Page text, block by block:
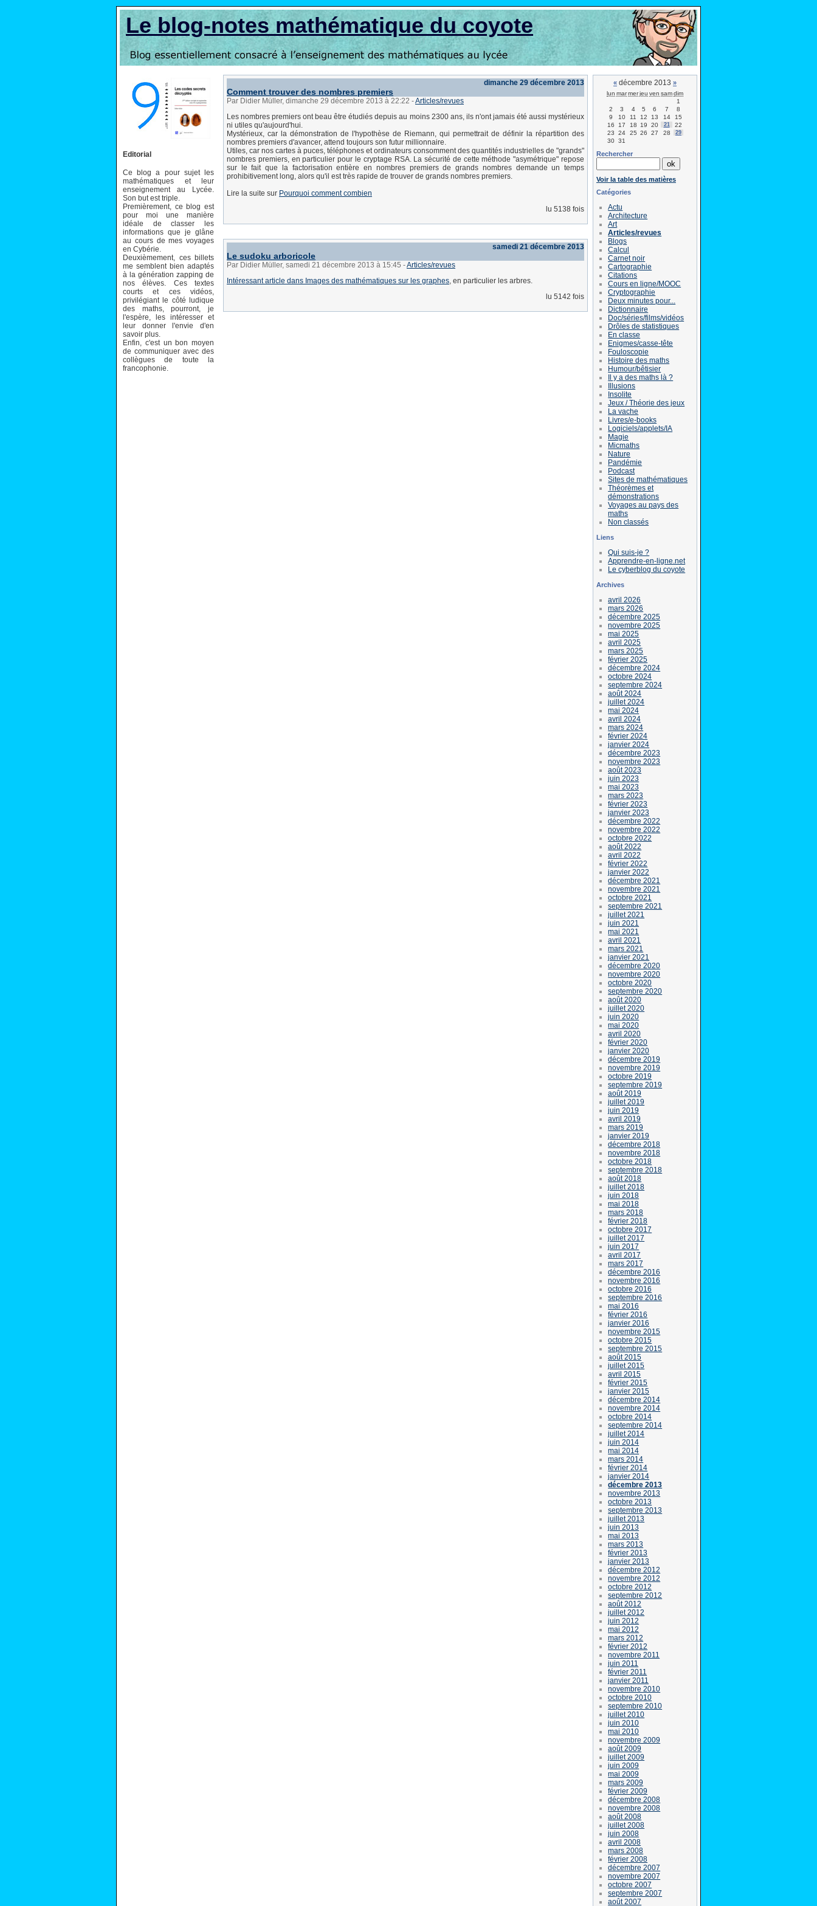
Le blog-notes mathématique du coyote
Editorial
Ce blog a pour sujet les
mathématiques et leur
enseignement au Lycée.
Son but est triple.
Premièrement, ce blog est
pour moi une manière
idéale de classer les
informations que je glâne
au cours de mes voyages
en Cybérie.
Deuxièmement, ces billets
me semblent bien adaptés
à la génération zapping de
nos élèves. Ces textes
courts et ces vidéos,
privilégiant le côté ludique
des maths, pourront, je
l'espère, les intéresser et
leur donner l'envie d'en
savoir plus.
Enfin, c'est un bon moyen
de communiquer avec des
collègues de toute la
francophonie.
dimanche 29 décembre 2013
Comment trouver des nombres premiers
Par Didier Müller, dimanche 29 décembre 2013 à 22:22 -Articles/revues
Les nombres premiers ont beau être étudiés depuis au moins 2300 ans, ils n'ont jamais été aussi mystérieux
ni utiles qu'aujourd'hui.
Mystérieux, car la démonstration de l'hypothèse de Riemann, qui permettrait de définir la répartition des
nombres premiers d'avancer, attend toujours son futur millionnaire.
Utiles, car nos cartes à puces, téléphones et ordinateurs consomment des quantités industrielles de "grands"
nombres premiers, en particulier pour le cryptage RSA. La sécurité de cette méthode "asymétrique" repose
sur le fait que la factorisation entière en nombres premiers de grands nombres demande un temps
prohibitivement long, alors qu'il est très rapide de trouver de grands nombres premiers.
Lire la suite sur Pourquoi comment combien
lu 5138 fois
samedi 21 décembre 2013
Le sudoku arboricole
Par Didier Müller, samedi 21 décembre 2013 à 15:45 -Articles/revues
Intéressant article dans Images des mathématiques sur les graphes, en particulier les arbres.
lu 5142 fois
« décembre 2013 »
lun marmerjeu ven samdim
1
2
3 4 5 6 7
8
9
10 11 12 13 14
15
16
17 18 19 20 21
22
23
24 25 26 27 28 29
30 31
Rechercher
Voir la table des matières
Catégories
Actu
Architecture
Art
Articles/revues
Blogs
Calcul
Carnet noir
Cartographie
Citations
Cours en ligne/MOOC
Cryptographie
Deux minutes pour...
Dictionnaire
Doc/séries/films/vidéos
Drôles de statistiques
En classe
Enigmes/casse-tête
Fouloscopie
Histoire des maths
Humour/bêtisier
Il y a des maths là ?
Illusions
Insolite
Jeux / Théorie des jeux
La vache
Livres/e-books
Logiciels/applets/IA
Magie
Micmaths
Nature
Pandémie
Podcast
Sites de mathématiques
Théorèmes et
démonstrations
Voyages au pays des
maths
Non classés
Liens
Qui suis-je ?
Apprendre-en-ligne.net
Le cyberblog du coyote
Archives
avril 2026
mars 2026
décembre 2025
novembre 2025
mai 2025
avril 2025
mars 2025
février 2025
décembre 2024
octobre 2024
septembre 2024
août 2024
juillet 2024
mai 2024
avril 2024
mars 2024
février 2024
janvier 2024
décembre 2023
novembre 2023
août 2023
juin 2023
mai 2023
mars 2023
février 2023
janvier 2023
décembre 2022
novembre 2022
octobre 2022
août 2022
avril 2022
février 2022
janvier 2022
décembre 2021
novembre 2021
octobre 2021
septembre 2021
juillet 2021
juin 2021
mai 2021
avril 2021
mars 2021
janvier 2021
décembre 2020
novembre 2020
octobre 2020
septembre 2020
août 2020
juillet 2020
juin 2020
mai 2020
avril 2020
février 2020
janvier 2020
décembre 2019
novembre 2019
octobre 2019
septembre 2019
août 2019
juillet 2019
juin 2019
avril 2019
mars 2019
janvier 2019
décembre 2018
novembre 2018
octobre 2018
septembre 2018
août 2018
juillet 2018
juin 2018
mai 2018
mars 2018
février 2018
octobre 2017
juillet 2017
juin 2017
avril 2017
mars 2017
décembre 2016
novembre 2016
octobre 2016
septembre 2016
mai 2016
février 2016
janvier 2016
novembre 2015
octobre 2015
septembre 2015
août 2015
juillet 2015
avril 2015
février 2015
janvier 2015
décembre 2014
novembre 2014
octobre 2014
septembre 2014
juillet 2014
juin 2014
mai 2014
mars 2014
février 2014
janvier 2014
décembre 2013
novembre 2013
octobre 2013
septembre 2013
juillet 2013
juin 2013
mai 2013
mars 2013
février 2013
janvier 2013
décembre 2012
novembre 2012
octobre 2012
septembre 2012
août 2012
juillet 2012
juin 2012
mai 2012
mars 2012
février 2012
novembre 2011
juin 2011
février 2011
janvier 2011
novembre 2010
octobre 2010
septembre 2010
juillet 2010
juin 2010
mai 2010
novembre 2009
août 2009
juillet 2009
juin 2009
mai 2009
mars 2009
février 2009
décembre 2008
novembre 2008
août 2008
juillet 2008
juin 2008
avril 2008
mars 2008
février 2008
décembre 2007
novembre 2007
octobre 2007
septembre 2007
août 2007